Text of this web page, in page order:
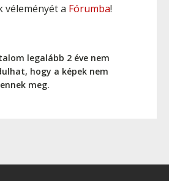
véleményét a Fórumba!
legalább 2 éve nem
hogy a képek nem
meg.